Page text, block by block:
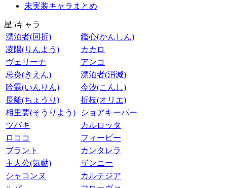
未実装キャラまとめ
星5キャラ
漂泊者(回折)
鑑心(かんしん)
凌陽(りんよう)
カカロ
ヴェリーナ
アンコ
忌炎(きえん)
漂泊者(消滅)
吟霖(いんりん)
今汐(こんし)
長離(ちょうり)
折枝(オリエ)
相里要(そうりよう)
ショアキーパー
ツバキ
カルロッタ
ロココ
フィービー
ブラント
カンタレラ
主人公(気動)
ザンニー
シャコンヌ
カルテジア